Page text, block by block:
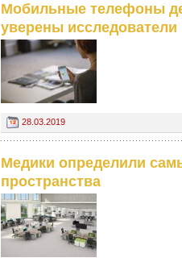
Мобильные телефоны
уверены исследователи
28.03.2019
Медики определили
пространства